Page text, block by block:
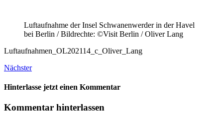
Luftaufnahme der Insel Schwanenwerder in der Havel
bei Berlin / Bildrechte: ©Visit Berlin / Oliver Lang
Luftaufnahmen_OL202114_c_Oliver_Lang
Nächster
Hinterlasse jetzt einen Kommentar
Kommentar hinterlassen